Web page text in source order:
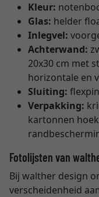
Kleur:
Glas: helder
Inlegvel:
Achterwand:
20x30 cm met
horizontale en
Sluiting:
Verpakking:
kartonnen
Fotolijsten van
Bij walther design
verscheidenheid